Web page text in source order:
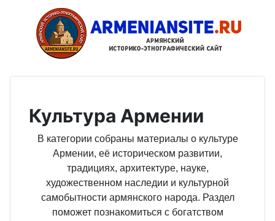
Культура Армении
В категории собраны материалы о культуре
Армении, её историческом развитии,
традициях, архитектуре, науке,
художественном наследии и культурной
самобытности армянского народа. Раздел
поможет познакомиться с богатством